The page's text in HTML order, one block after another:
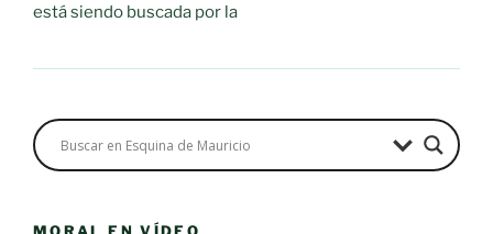
está siendo buscada por la